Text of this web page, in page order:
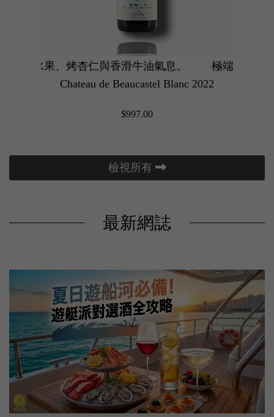
烤杏仁與香滑牛油氣息。
極端高溫造就奢華成熟
Chateau de Beaucastel Blanc 2022
$997.00
香澎湃爆發，熱情果與西柚香氣極度濃郁，酸度明亮
檢視所有
最新網誌